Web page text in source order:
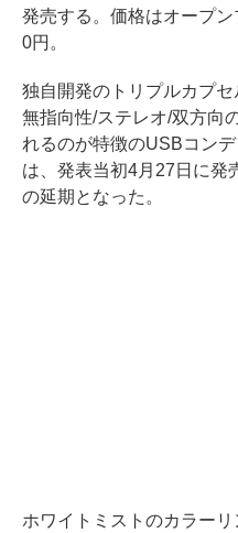
発売する。価格はオープ
0円。
独自開発のトリプルカプ
無指向性/ステレオ/双方向
れるのが特徴のUSBコン
は、発表当初4月27日に発
の延期となった。
ホワイトミストのカラー